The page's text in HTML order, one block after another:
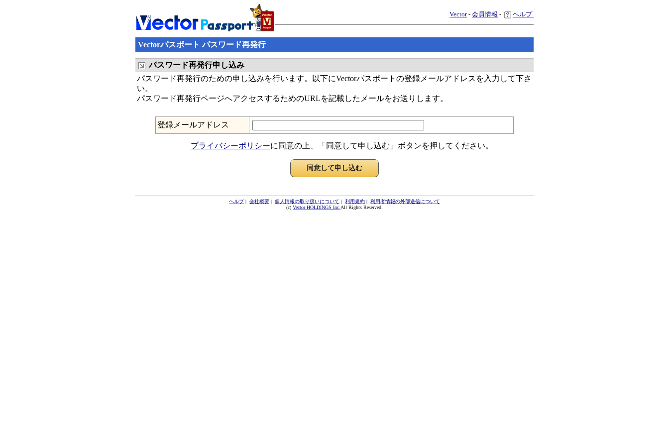
Vector- 会員情報 - ヘルプ
Vectorパスポート パスワード再発行
パスワード再発行申し込み
パスワード再発行のための申し込みを行います。以下にVectorパスポートの登録メールアドレスを入力して下さ
い。
パスワード再発行ページへアクセスするためのURLを記載したメールをお送りします。
登録メールアドレス
プライバシーポリシーに同意の上、「同意して申し込む」ボタンを押してください。
ヘルプ| 会社概要 | 個人情報の取り扱いについて | 利用規約 | 利用者情報の外部送信について
(c) Vector HOLDINGS Inc. All Rights Reserved.